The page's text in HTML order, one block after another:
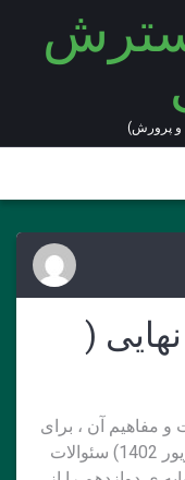
و پرورش)
(
و مفاهیم آن ، برای
دریافت آخرین نسخه ی ( نسخه ی شهریور 1402) سئوالات